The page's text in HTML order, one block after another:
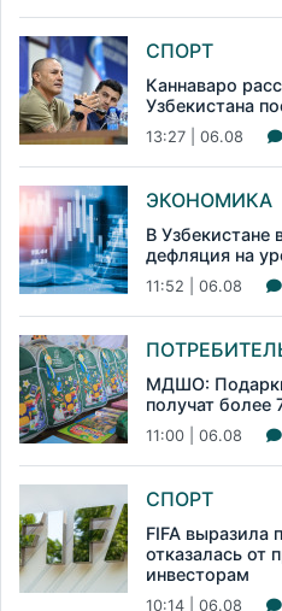
СПОРТ
Каннаваро
Узбекистана
13:27 | 06.08
ЭКОНОМИКА
В Узбекистане
дефляция на
11:52 | 06.08
МДШО:
получат более
11:00 | 06.08
СПОРТ
FIFA выразила
отказалась от
инвесторам
10:14 | 06.08